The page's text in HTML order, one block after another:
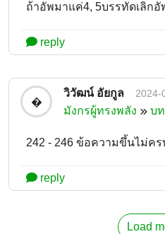
ถ้าอัพมาแค่4, 5บรรทัดเลิกอั
reply
�
วิวัฒน์ อัยกูล 2024-
มังกรผู้ทรงพลัง บ
242 - 246 ข้อความขึ้นไม่คร
reply
Load